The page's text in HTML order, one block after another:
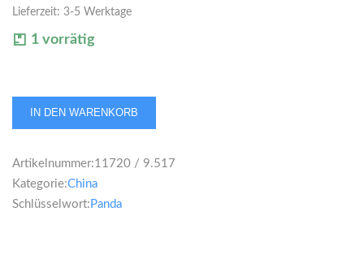
Lieferzeit: 3-5 Werktage
1 vorrätig
China
Yuan
2012
1
IN DEN WARENKORB
Artikelnummer:11720 / 9.517
Kategorie:China
Schlüsselwort: Panda